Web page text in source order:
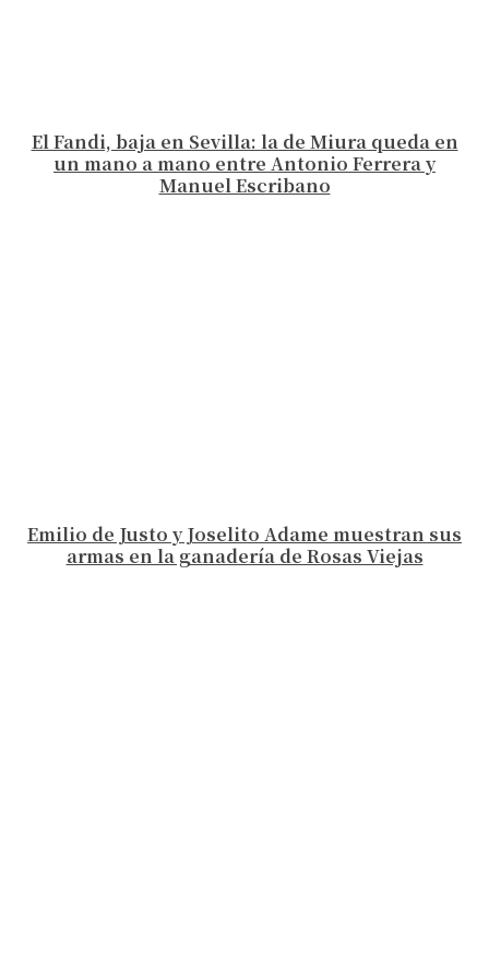
El Fandi, baja en Sevilla: la de Miura queda en
un mano a mano entre Antonio Ferrera y
Manuel Escribano
Emilio de Justo y Joselito Adame muestran sus
armas en la ganadería de Rosas Viejas